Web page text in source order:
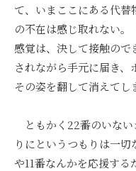
て、いまここにある代
の不在は感じ取れない
感覚は、決して接触ので
されながら手元に届き
その姿を翻して消えてし
ともかく22番のいない
りにというつもりは一
や11番なんかを応援す